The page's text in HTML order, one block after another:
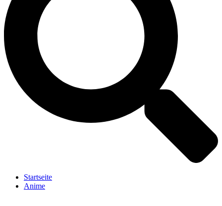
Startseite
Anime